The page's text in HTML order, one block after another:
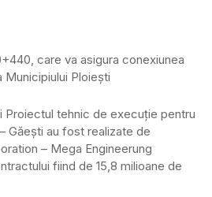
care va asigura conexiunea
Municipiului Ploiești
Proiectul tehnic de execuţie pentru
Găeşti au fost realizate de
– Mega Engineerung
fiind de 15,8 milioane de